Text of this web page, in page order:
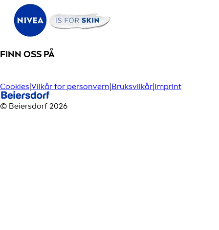
FINN OSS PÅ
Cookies|Vilkår for personvern|Bruksvilkår|Imprint
© Beiersdorf 2026